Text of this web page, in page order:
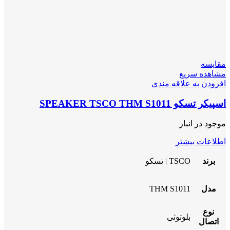
مقایسه
مشاهده سریع
افزودن به علاقه مندی
اسپیکر تسکو SPEAKER TSCO THM S1011
موجود در انبار
اطلاعات بیشتر
برند TSCO | تسکو
مدل THM S1011
نوع
اتصال
بلوتوثی